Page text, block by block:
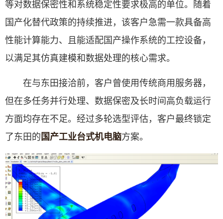
等对数据保密性和系统稳定性要求极高的单位。随着
国产化替代政策的持续推进，该客户急需一款具备高
性能计算能力、且能适配国产操作系统的工控设备，
以满足其仿真建模和数据处理的核心需求。
在与东田接洽前，客户曾使用传统商用服务器，
但在多任务并行处理、数据保密及长时间高负载运行
方面均存在不足。经过多轮选型评估，客户最终锁定
了东田的国产工业台式机电脑方案。